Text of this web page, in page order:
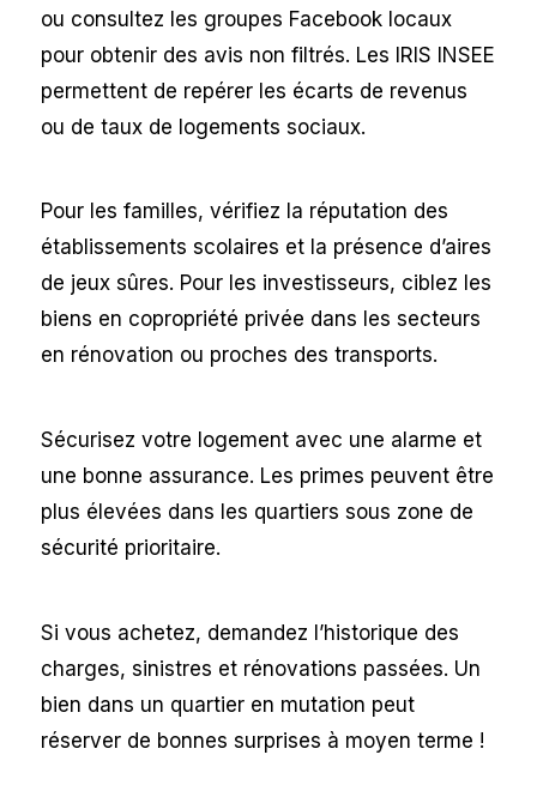
ou consultez les groupes Facebook locaux
pour obtenir des avis non filtrés. Les IRIS INSEE
permettent de repérer les écarts de revenus
ou de taux de logements sociaux.
Pour les familles, vérifiez la réputation des
établissements scolaires et la présence d’aires
de jeux sûres. Pour les investisseurs, ciblez les
biens en copropriété privée dans les secteurs
en rénovation ou proches des transports.
Sécurisez votre logement avec une alarme et
une bonne assurance. Les primes peuvent être
plus élevées dans les quartiers sous zone de
sécurité prioritaire.
Si vous achetez, demandez l’historique des
charges, sinistres et rénovations passées. Un
bien dans un quartier en mutation peut
réserver de bonnes surprises à moyen terme !